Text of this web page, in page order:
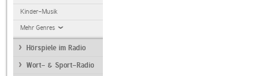
Kinder-Musik
Mehr Genres
Hörspiele im Radio
Wort- & Sport-Radio